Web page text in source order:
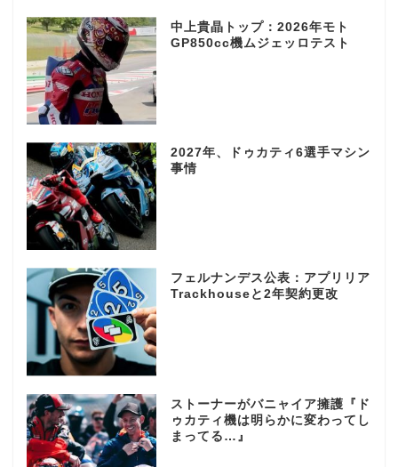
中上貴晶トップ：2026年モト
GP850cc機ムジェッロテスト
2027年、ドゥカティ6選手マシン
事情
フェルナンデス公表：アプリリア
Trackhouseと2年契約更改
ストーナーがバニャイア擁護『ド
ゥカティ機は明らかに変わってし
まってる…』